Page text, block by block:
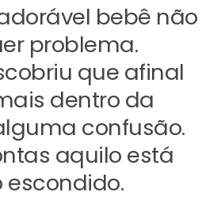
bebê não
problema.
que afinal
dentro da
confusão.
aquilo está